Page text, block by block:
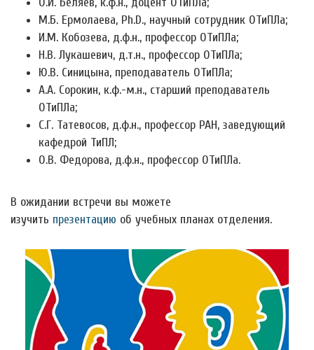
М.Б. Ермолаева, Ph.D., научный сотрудник ОТиПЛа;
И.М. Кобозева, д.ф.н., профессор ОТиПЛа;
Н.В. Лукашевич, д.т.н., профессор ОТиПЛа;
Ю.В. Синицына, преподаватель ОТиПЛа;
А.А. Сорокин, к.ф.-м.н., старший преподаватель
ОТиПЛа;
С.Г. Татевосов, д.ф.н., профессор РАН, заведующий
кафедрой ТиПЛ;
О.В. Федорова, д.ф.н., профессор ОТиПЛа.
В ожидании встречи вы можете
изучить презентацию об учебных планах отделения.